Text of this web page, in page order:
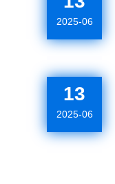
2025-06
13
2025-06